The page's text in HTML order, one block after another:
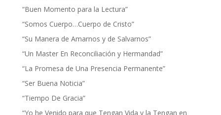
“Buen Momento para la Lectura”
“Somos Cuerpo…Cuerpo de Cristo”
“Su Manera de Amarnos y de Salvarnos”
“Un Master En Reconciliación y Hermandad”
“La Promesa de Una Presencia Permanente”
“Ser Buena Noticia”
“Tiempo De Gracia”
“Yo he Venido para que Tengan Vida y la Tengan en